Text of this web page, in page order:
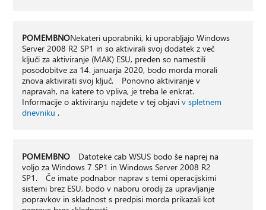
POMEMBNONekateri uporabniki, ki uporabljajo Windows
Server 2008 R2 SP1 in so aktivirali svoj dodatek z več
ključi za aktiviranje (MAK) ESU, preden so namestili
posodobitve za 14. januarja 2020, bodo morda morali
znova aktivirati svoj ključ. Ponovno aktiviranje v
napravah, na katere to vpliva, je treba le enkrat.
Informacije o aktiviranju najdete v tej objavi v spletnem
dnevniku .
POMEMBNODatoteke cab WSUS bodo še naprej na
voljo za Windows 7 SP1 in Windows Server 2008 R2
SP1. Če imate podnabor naprav s temi operacijskimi
sistemi brez ESU, bodo v naboru orodij za upravljanje
popravkov in skladnost s predpisi morda prikazali kot